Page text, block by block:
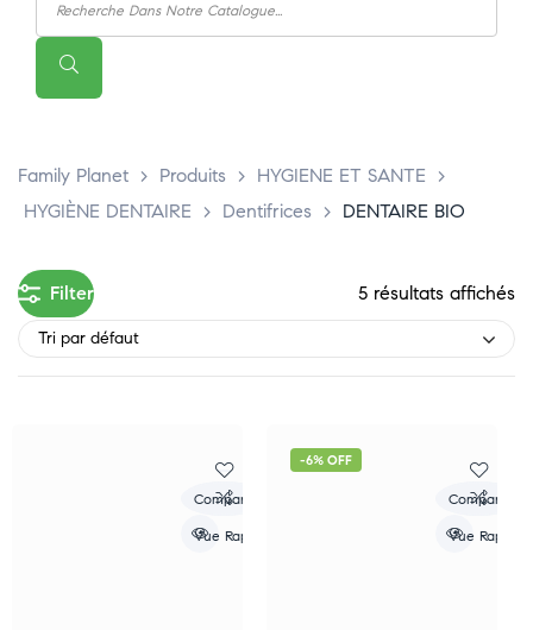
Family Planet > Produits > HYGIENE ET SANTE
>
HYGIÈNE DENTAIRE
> Dentifrices > DENTAIRE BIO
Filter 5 résultats affichés
Tri par défaut
Compare
Vue Rapide
-6% OFF
Compare
Vue Rapide